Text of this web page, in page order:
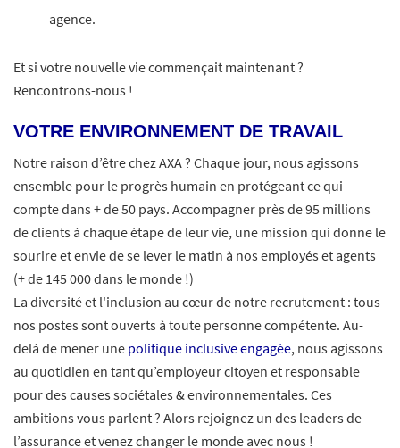
agence.
Et si votre nouvelle vie commençait maintenant ?
Rencontrons-nous !
VOTRE ENVIRONNEMENT DE TRAVAIL
Notre raison d’être chez AXA ? Chaque jour, nous agissons
ensemble pour le progrès humain en protégeant ce qui
compte dans + de 50 pays. Accompagner près de 95 millions
de clients à chaque étape de leur vie, une mission qui donne le
sourire et envie de se lever le matin à nos employés et agents
(+ de 145 000 dans le monde !)
La diversité et l'inclusion au cœur de notre recrutement : tous
nos postes sont ouverts à toute personne compétente. Au-
delà de mener une politique inclusive engagée, nous agissons
au quotidien en tant qu’employeur citoyen et responsable
pour des causes sociétales & environnementales. Ces
ambitions vous parlent ? Alors rejoignez un des leaders de
l’assurance et venez changer le monde avec nous !